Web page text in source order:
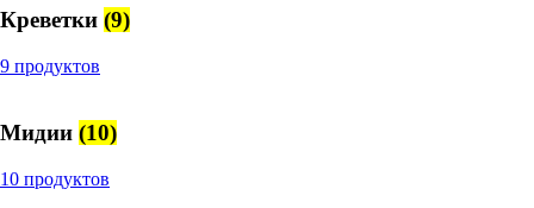
Креветки (9)
9 продуктов
Мидии (10)
10 продуктов